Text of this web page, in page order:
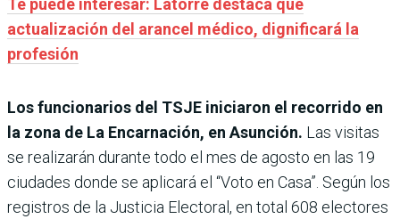
Te puede interesar: Latorre destaca que
actualización del arancel médico, dignificará la
profesión
Los funcionarios del TSJE iniciaron el recorrido en
la zona de La Encarnación, en Asunción. Las visitas
se realizarán durante todo el mes de agosto en las 19
ciudades donde se aplicará el “Voto en Casa”. Según los
registros de la Justicia Electoral, en total 608 electores